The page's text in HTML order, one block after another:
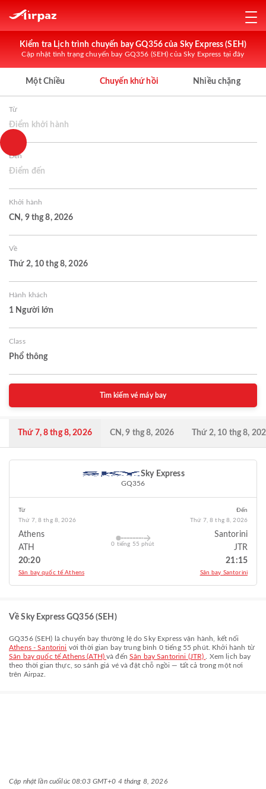
Kiểm tra Lịch trình chuyến bay GQ356 của Sky Express (SEH)
Cập nhật tình trạng chuyến bay GQ356 (SEH) của Sky Express tại đây
Một Chiều Chuyến khứ hồi Nhiều chặng
Từ
Điểm khởi hành
Đến
Điểm đến
Khởi hành
CN, 9 thg 8, 2026
Về
Thứ 2, 10 thg 8, 2026
Hành khách
1 Người lớn
Class
Phổ thông
Tìm kiếm vé máy bay
Thứ 7, 8 thg 8, 2026 CN, 9 thg 8, 2026 Thứ 2, 10 thg 8,
Sky Express
GQ356
Từ
Thứ 7, 8 thg 8, 2026
Athens
ATH
20:20
Sân bay quốc tế Athens
0 tiếng 55 phút
Đến
Thứ 7, 8 thg 8, 2026
Santorini
JTR
21:15
Sân bay Santorini
Về Sky Express GQ356 (SEH)
GQ356(SEH) là chuyến bay thường lệ doSky Express vận hành, kết nối
Athens - Santorini với thời gian bay trung bình 0 tiếng 55 phút. Khởi hành từ
Sân bay quốc tế Athens (ATH)và đếnSân bay Santorini (JTR)
. Xem lịch bay
theo thời gian thực, so sánh giá vé và đặt chỗ ngồi — tất cả trong một nơi
trên Airpaz.
Cập nhật lần cuốilúc 08:03 GMT+0 4 tháng 8, 2026